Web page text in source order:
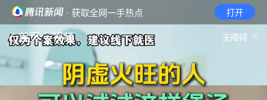
· 获取全网一手热点 打开
首页 视频 无障碍